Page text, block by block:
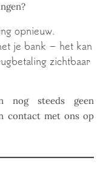
opnieuw.
je bank – het kan
zichtbaar
nog steeds geen
contact met ons op